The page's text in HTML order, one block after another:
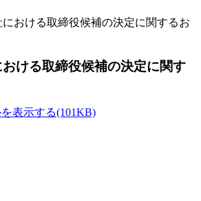
おける取締役候補の決定に関するお
ける取締役候補の決定に関す
(101KB)